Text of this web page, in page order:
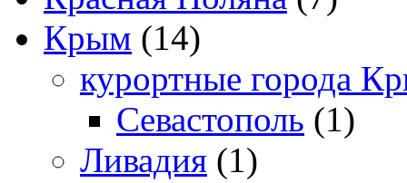
Крым (14)
курортные города
Севастополь (1)
Ливадия (1)